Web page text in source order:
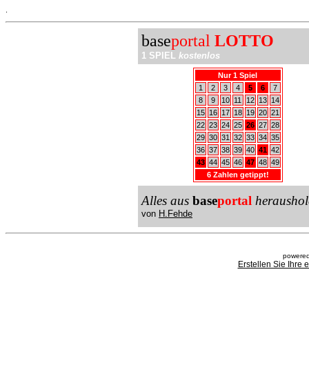
baseportal LOTTO
1 SPIEL kostenlos
Nur 1 Spiel
1
2 3 4 5 6
7
8
9 10 11 12 13
14
15
16 17 18 19 20 21
22 23 24 25 26 27 28
29 30 31 32 33 34 35
36 37 38 39 40 41 42
43 44 45 46 47 48 49
6 Zahlen getippt!
Alles aus baseportal
von H.Fehde
Erstellen Sie Ihre